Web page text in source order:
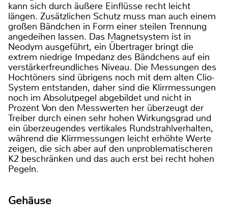
kann sich durch äußere Einflüsse recht leicht
längen. Zusätzlichen Schutz muss man auch einem
großen Bändchen in Form einer steilen Trennung
angedeihen lassen. Das Magnetsystem ist in
Neodym ausgeführt, ein Übertrager bringt die
extrem niedrige Impedanz des Bändchens auf ein
verstärkerfreundliches Niveau. Die Messungen des
Hochtöners sind übrigens noch mit dem alten Clio-
System entstanden, daher sind die Klirrmessungen
noch im Absolutpegel abgebildet und nicht in
Prozent Von den Messwerten her überzeugt der
Treiber durch einen sehr hohen Wirkungsgrad und
ein überzeugendes vertikales Rundstrahlverhalten,
während die Klirrmessungen leicht erhöhte Werte
zeigen, die sich aber auf den unproblematischeren
K2 beschränken und das auch erst bei recht hohen
Pegeln.
Gehäuse